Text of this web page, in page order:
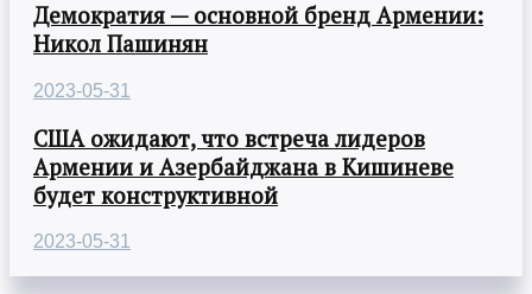
Демократия — основной бренд Армении:
Никол Пашинян
2023-05-31
США ожидают, что встреча лидеров
Армении и Азербайджана в Кишиневе
будет конструктивной
2023-05-31